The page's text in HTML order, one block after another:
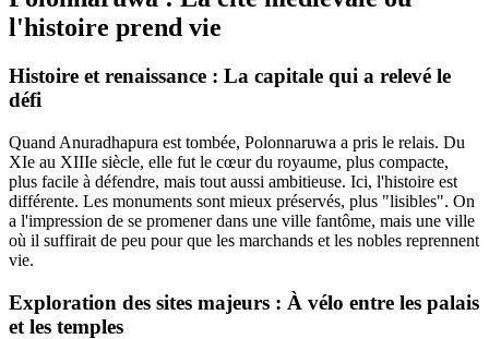
l'histoire prend vie
Histoire et renaissance : La capitale qui a relevé le
défi
Quand Anuradhapura est tombée, Polonnaruwa a pris le relais. Du
XIe au XIIIe siècle, elle fut le cœur du royaume, plus compacte,
plus facile à défendre, mais tout aussi ambitieuse. Ici, l'histoire est
différente. Les monuments sont mieux préservés, plus "lisibles". On
a l'impression de se promener dans une ville fantôme, mais une ville
où il suffirait de peu pour que les marchands et les nobles reprennent
vie.
Exploration des sites majeurs : À vélo entre les palais
et les temples